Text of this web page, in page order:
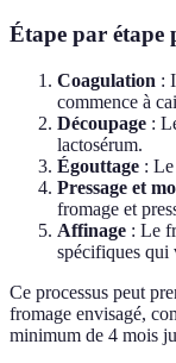
Étape par
Coagulation :
commence à
Découpage :
lactosérum.
Égouttage : Le
Pressage et
fromage et
Affinage : Le
spécifiques qui
Ce processus peut
fromage envisagé,
minimum de 4 mois